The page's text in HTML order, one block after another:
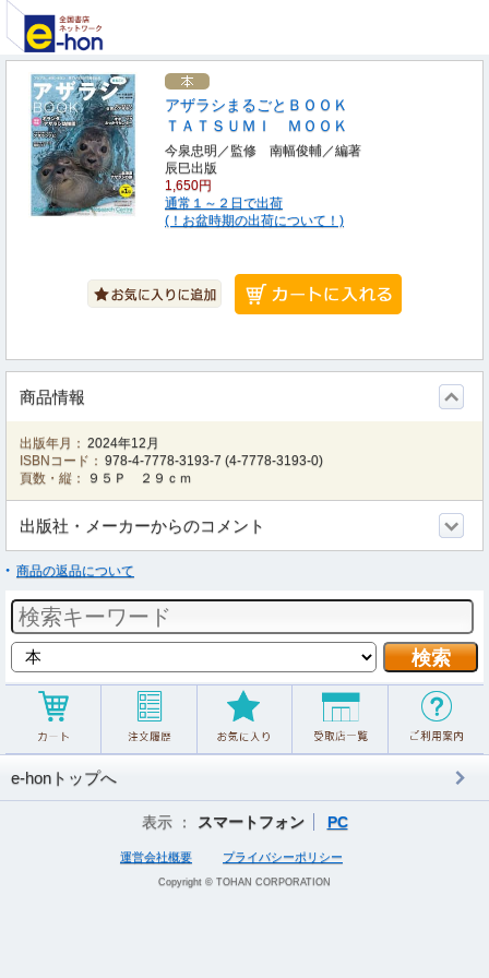
アザラシまるごとＢＯＯＫ
ＴＡＴＳＵＭＩ ＭＯＯＫ
今泉忠明／監修 南幅俊輔／編著
辰巳出版
1,650円
通常１～２日で出荷
(！お盆時期の出荷について！)
商品情報
出版年月： 2024年12月
ISBNコード： 978-4-7778-3193-7 (4-7778-3193-0)
頁数・縦：
９５Ｐ ２９ｃｍ
出版社・メーカーからのコメント
商品の返品について
e-honトップへ
表示 ： スマートフォン PC
運営会社概要 プライバシーポリシー
Copyright © TOHAN CORPORATION